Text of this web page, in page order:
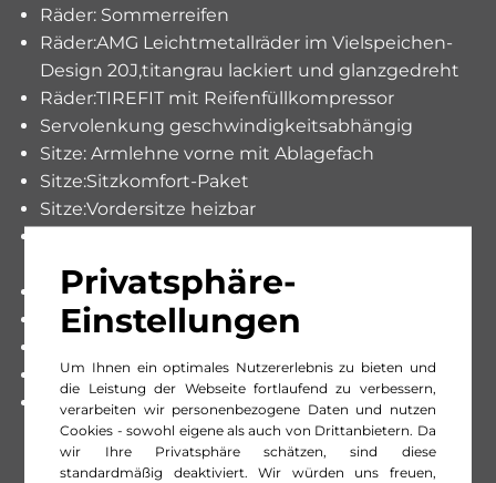
Privatsphäre-
Einstellungen
Um Ihnen ein optimales Nutzererlebnis zu bieten und
die Leistung der Webseite fortlaufend zu verbessern,
verarbeiten wir personenbezogene Daten und nutzen
Cookies - sowohl eigene als auch von Drittanbietern. Da
wir Ihre Privatsphäre schätzen, sind diese
standardmäßig deaktiviert. Wir würden uns freuen,
Räder: Sommerreifen
Räder:AMG Leichtmetallräder im Vielspeichen-
Design 20J,titangrau lackiert und glanzgedreht
Räder:TIREFIT mit Reifenfüllkompressor
Servolenkung geschwindigkeitsabhängig
Sitze: Armlehne vorne mit Ablagefach
Sitze:Sitzkomfort-Paket
Sitze:Vordersitze heizbar
beleuchtetem Spiegel
Steckdose 12V
Steckdose im Kofferraum
Verbandskasten
Widescreen Cockpit